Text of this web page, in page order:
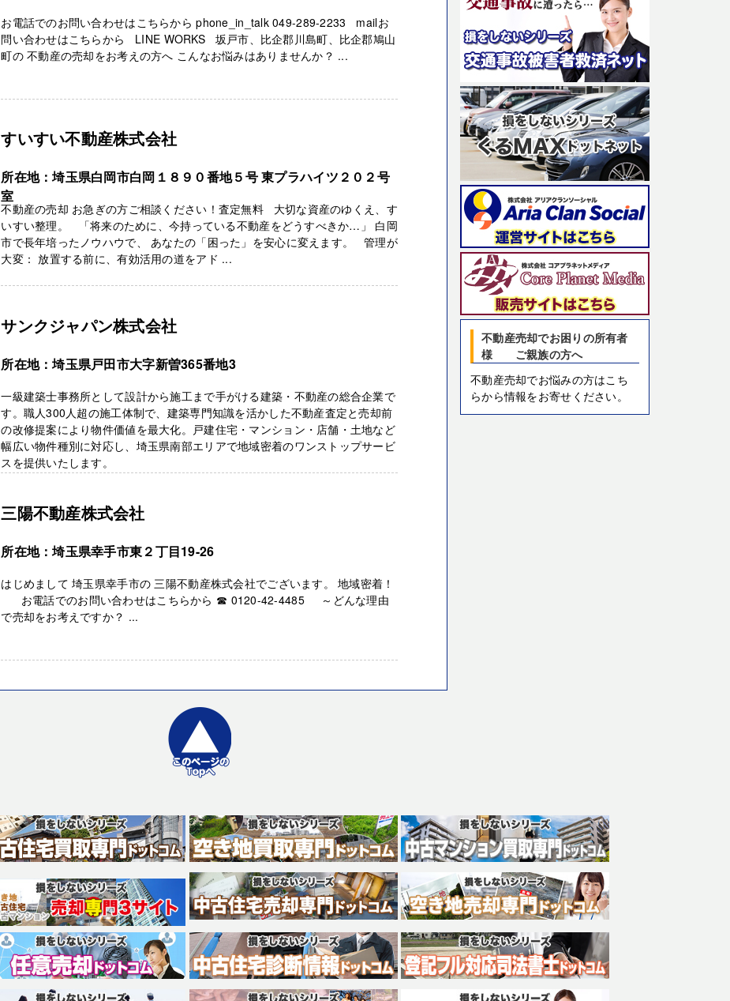
お電話でのお問い合わせはこちらから phone_in_talk 049-289-2233 mailお
問い合わせはこちらから LINE WORKS 坂戸市、比企郡川島町、比企郡鳩山
町の 不動産の売却をお考えの方へ こんなお悩みはありませんか？ ...
すいすい不動産株式会社
所在地：埼玉県白岡市白岡１８９０番地５号 東プラハイツ２０２号
室
不動産の売却 お急ぎの方ご相談ください！査定無料 大切な資産のゆくえ、す
いすい整理。 「将来のために、今持っている不動産をどうすべきか…」 白岡
市で長年培ったノウハウで、 あなたの「困った」を安心に変えます。 管理が
大変： 放置する前に、有効活用の道をアド ...
サンクジャパン株式会社
所在地：埼玉県戸田市大字新曽365番地3
一級建築士事務所として設計から施工まで手がける建築・不動産の総合企業で
す。職人300人超の施工体制で、建築専門知識を活かした不動産査定と売却前
の改修提案により物件価値を最大化。戸建住宅・マンション・店舗・土地など
幅広い物件種別に対応し、埼玉県南部エリアで地域密着のワンストップサービ
スを提供いたします。
三陽不動産株式会社
所在地：埼玉県幸手市東２丁目19-26
はじめまして 埼玉県幸手市の 三陽不動産株式会社でございます。 地域密着！
お電話でのお問い合わせはこちらから ☎ 0120-42-4485 ～どんな理由
で売却をお考えですか？ ...
不動産売却でお困りの所有者
様 ご親族の方へ
不動産売却でお悩みの方はこち
らから情報をお寄せください。